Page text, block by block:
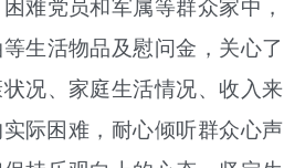
难党员和军属等群众家中，
生活物品及慰问金， 关心了
况、家庭生活情况、收入来
际困难，耐心倾听群众心声